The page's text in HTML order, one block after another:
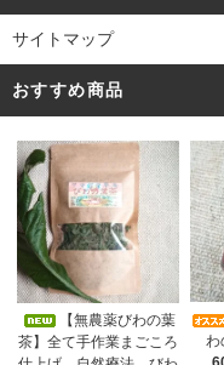
サイトマップ
おすすめ商品
【無農薬びわの葉
茶】全て手作業まごころ
わ